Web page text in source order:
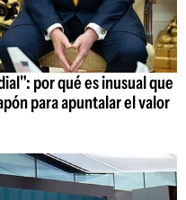
por qué es inusual que
para apuntalar el valor